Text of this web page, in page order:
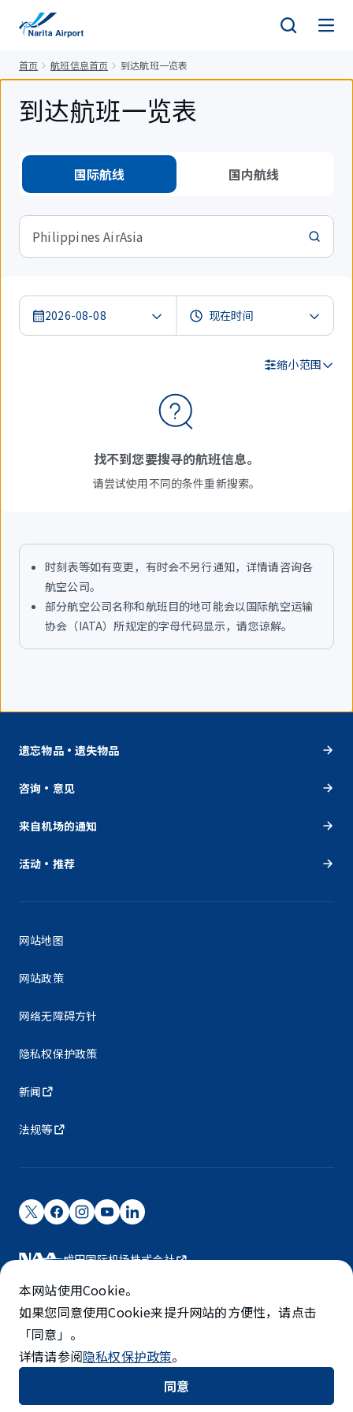
首页 航班信息首页 到达航班一览表
到达航班一览表
国际航线 国内航线
Philippines AirAsia
2026-08-08
缩小范围
找不到您要搜寻的航班信息。
请尝试使用不同的条件重新搜索。
时刻表等如有变更，有时会不另行通知，详情请咨询各
航空公司。
部分航空公司名称和航班目的地可能会以国际航空运输
协会（IATA）所规定的字母代码显示，请您谅解。
遗忘物品・遗失物品
咨询・意见
来自机场的通知
活动・推荐
网站地图
网站政策
网络无障碍方针
隐私权保护政策
新闻
法规等
成田国际机场株式会社
成田国际机场由NAA运营。
©NARITA INTERNATIONAL AIRPORT CORPORATION
SKYTRAX
5-STAR AIRPORT
本网站使用Cookie。
如果您同意使用Cookie来提升网站的方便性，请点击
「同意」。
详情请参阅隐私权保护政策。
同意